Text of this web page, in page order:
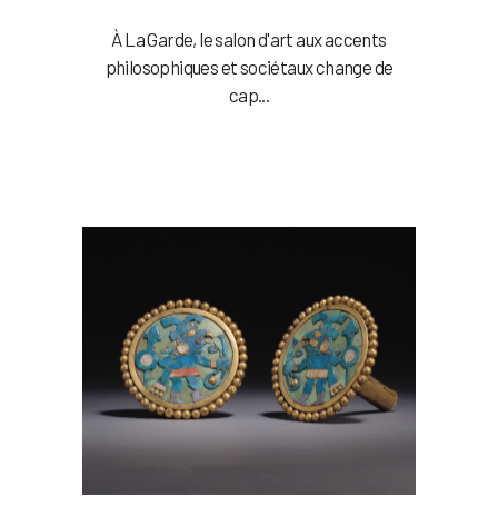
À La Garde, le salon d'art aux accents
philosophiques et sociétaux change de
cap...